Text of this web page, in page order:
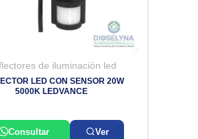
de iluminación led
LED CON SENSOR 20W
5000K LEDVANCE
Consultar Ver